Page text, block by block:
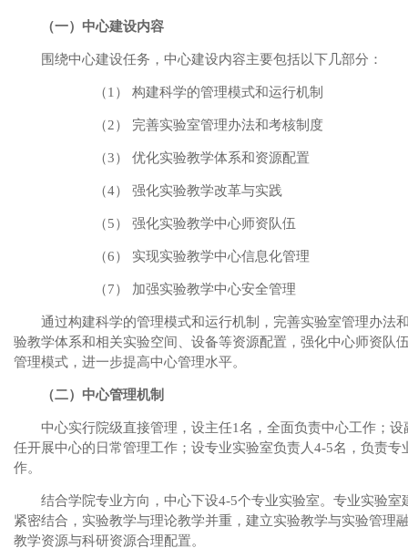
（一）中心建设内容
围绕中心建设任务，中心建设内容主要包括以下几部分：
（1） 构建科学的管理模式和运行机制
（2） 完善实验室管理办法和考核制度
（3） 优化实验教学体系和资源配置
（4） 强化实验教学改革与实践
（5） 强化实验教学中心师资队伍
（6） 实现实验教学中心信息化管理
（7） 加强实验教学中心安全管理
通过构建科学的管理模式和运行机制，完善实验室管理办法
验教学体系和相关实验空间、设备等资源配置，强化中心师资队
管理模式，进一步提高中心管理水平。
（二）中心管理机制
中心实行院级直接管理，设主任1名，全面负责中心工作；设
任开展中心的日常管理工作；设专业实验室负责人 4-5名，负责专
作。
结合学院专业方向，中心下设4-5个专业实验室。专业实验室
紧密结合，实验教学与理论教学并重，建立实验教学与实验管理
教学资源与科研资源合理配置。